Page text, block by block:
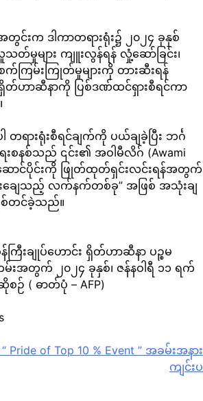
င်းက ဒါကာတရားရုံး၌ ၂၀၂၄ ခုနှစ်
များ ကျူးလွန်ရန် လှုံ့ဆော်ခြင်း၊
က်ကြမ်းကြုတ်မှုများကို တားဆီးရန်
တ်ဟာဆီနာကို ပြစ်ဒဏ်ထင်ရှားစီရင်ကာ
ားရုံးစီရင်ချက်ကို ပယ်ချခဲ့ပြီး ဘင်္ဂ
းစနစ်သည် ၎င်း၏ အဝါမီလိဂ် (Awami
းဆောင်ပိုင်းကို ဖြုတ်ထုတ်ရှင်းလင်းရန်အတွက်
ချေသည့် လက်နက်တစ်ခု” အဖြစ် အသုံးချ
စ်တင်ခဲ့သည်။
ကြီးချုပ်ဟောင်း ရှိတ်ဟာဆီနာ ပဉ္စမ
အတွက် ၂၀၂၄ ခုနှစ်၊ ဇန်နဝါရီ ၁၁ ရက်
စဉ် ( ဓာတ်ပုံ – AFP)
of Top 10 % Event ” အခမ်းအနား
ကျင်းပ